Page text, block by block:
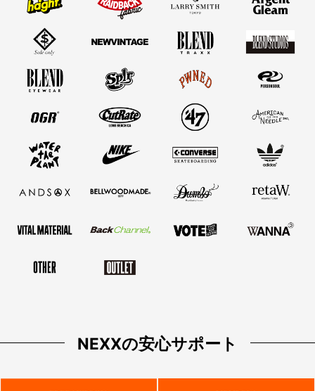
NEXXの安心サポート